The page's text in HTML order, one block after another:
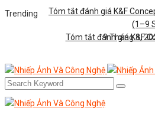
Trending
Tóm tắt đánh giá K&F
(1–9
Tóm tắt đánh giá K&F
9 Tháng 8,